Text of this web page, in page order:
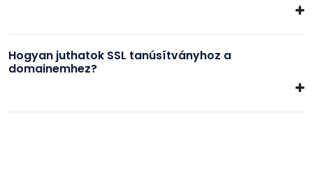
Hogyan juthatok SSL tanúsítványhoz a
domainemhez?